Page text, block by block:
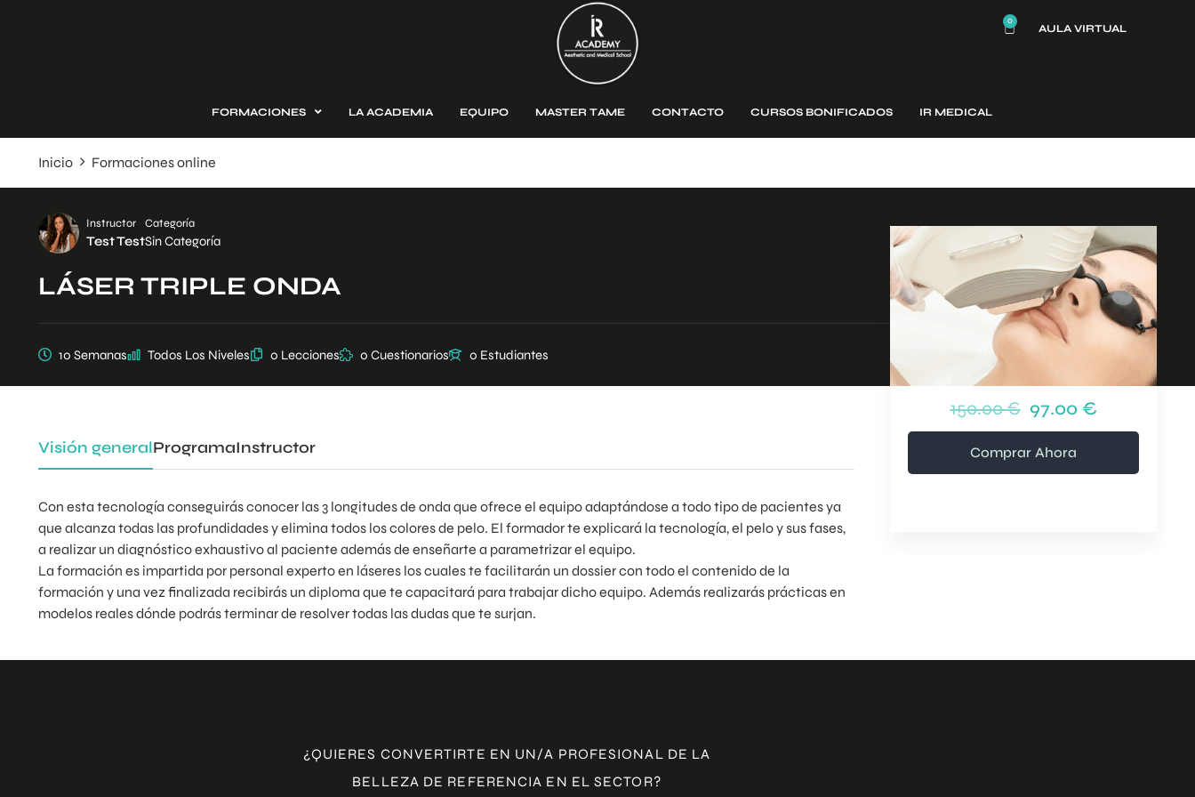
0
AULA VIRTUAL
FORMACIONES LA ACADEMIA EQUIPO MASTER TAME CONTACTO CURSOS BONIFICADOS IR MEDICAL
Inicio Formaciones online
Instructor
Test Test
Categoría
Sin Categoría
LÁSER TRIPLE ONDA
10 Semanas Todos Los Niveles 0 Lecciones 0 Cuestionarios 0 Estudiantes
Visión generalProgramaInstructor
Con esta tecnología conseguirás conocer las 3 longitudes de onda que ofrece el equipo adaptándose a todo tipo de pacientes ya
que alcanza todas las profundidades y elimina todos los colores de pelo. El formador te explicará la tecnología, el pelo y sus fases,
a realizar un diagnóstico exhaustivo al paciente además de enseñarte a parametrizar el equipo.
La formación es impartida por personal experto en láseres los cuales te facilitarán un dossier con todo el contenido de la
formación y una vez finalizada recibirás un diploma que te capacitará para trabajar dicho equipo. Además realizarás prácticas en
modelos reales dónde podrás terminar de resolver todas las dudas que te surjan.
150.00 € 97.00 €
Comprar Ahora
¿QUIERES CONVERTIRTE EN UN/A PROFESIONAL DE LA
BELLEZA DE REFERENCIA EN EL SECTOR?